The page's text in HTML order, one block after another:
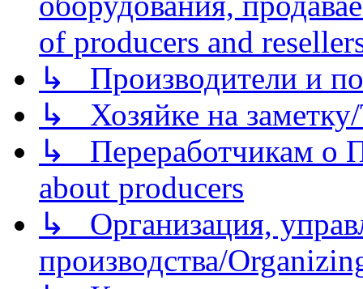
of producers and
↳ Производители и
↳ Хозяйке на
↳ Переработчикам о
about producers
↳ Организация,
производства/